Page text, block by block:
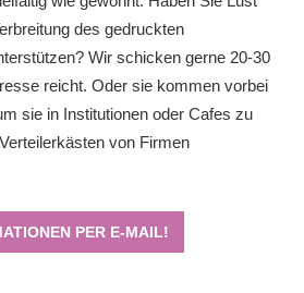
des gedruckten
Wir schicken gerne 20-30
reicht. Oder sie kommen vorbei
sie in Institutionen oder Cafes zu
von Firmen
PER E-MAIL!